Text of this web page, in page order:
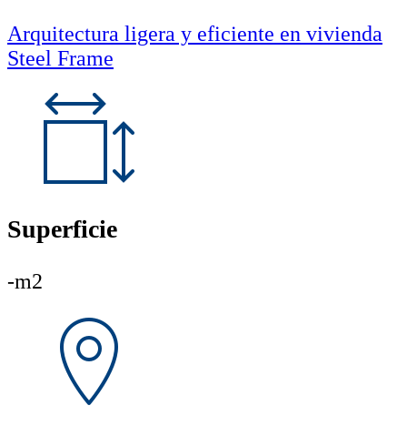
Arquitectura ligera y eficiente en vivienda
Steel Frame
Superficie
-m2